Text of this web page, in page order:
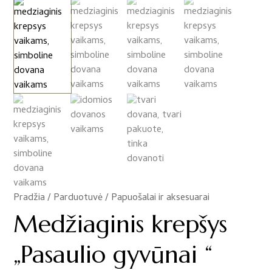
Pradžia/Parduotuvė/Papuošalai ir aksesuarai
/
Medžiaginis krepšys
„Pasaulio gyvūnai “